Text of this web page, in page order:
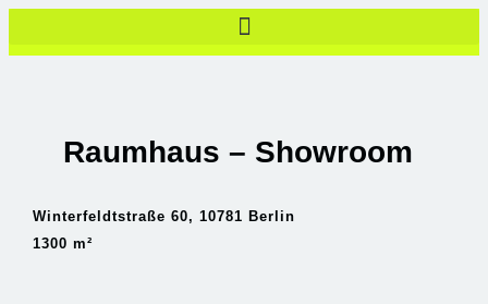
springen
Raumhaus – Showroom
Winterfeldtstraße 60, 10781 Berlin
1300 m²